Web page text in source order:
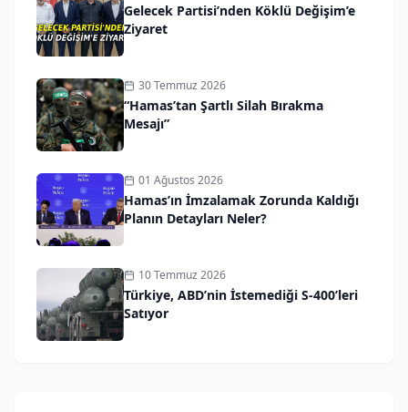
Gelecek Partisi’nden Köklü Değişim’e
Ziyaret
30 Temmuz 2026
“Hamas’tan Şartlı Silah Bırakma
Mesajı”
01 Ağustos 2026
Hamas’ın İmzalamak Zorunda Kaldığı
Planın Detayları Neler?
10 Temmuz 2026
Türkiye, ABD’nin İstemediği S-400’leri
Satıyor